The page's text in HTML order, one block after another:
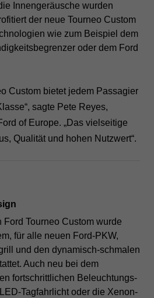
Innengeräusche wurden
der neue Tourneo Custom
wie zum Beispiel dem
oder dem Ford
Custom bietet jedem Passagier
sagte Pete Reyes,
of Europe. „Das vielseitige
Qualität und hohen Nutzwert“.
Ford Tourneo Custom wurde
für alle neuen Ford-PKW,
und den dynamisch-schmalen
Auch neu bei dem
fortschrittlichen Beleuchtungs-
Tagfahrlicht oder die Xenon-